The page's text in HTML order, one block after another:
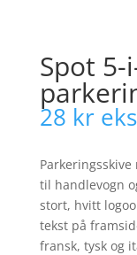
Spot 5-
28 kr
til handlevogn
stort, hvitt
tekst på
fransk, tysk og